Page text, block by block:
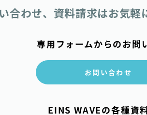
合わせ、資料請求はお気軽
専用フォームからのお問
お問い合わせ
EINS WAVEの各種資